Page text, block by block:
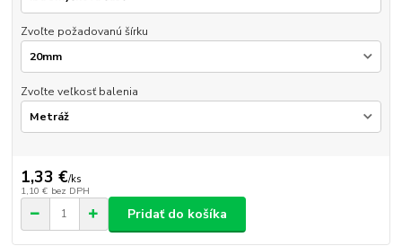
Zvoľte požadovanú šírku
Zvoľte veľkosť balenia
1,33 €/ks
1,10 € bez DPH
Pridať do košíka